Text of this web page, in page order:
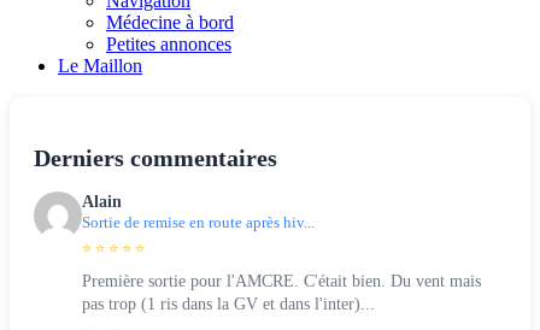
Médecine à bord
Petites annonces
Le Maillon
Derniers commentaires
Alain
Sortie de remise en route après hiv...
⭐ ⭐ ⭐ ⭐ ⭐
Première sortie pour l'AMCRE. C'était bien. Du vent mais
pas trop (1 ris dans la GV et dans l'inter)...